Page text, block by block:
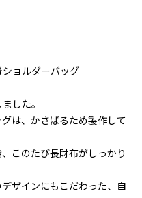
ョルダーバッグ
した。
は、かさばるため製作して
このたび長財布がしっかり
ザインにもこだわった、自